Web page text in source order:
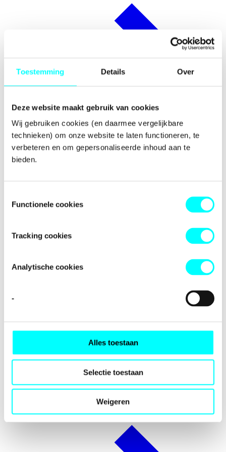
Toestemming Details Over
Deze website maakt gebruik van cookies
Wij gebruiken cookies (en daarmee vergelijkbare
technieken) om onze website te laten functioneren, te
verbeteren en om gepersonaliseerde inhoud aan te
bieden.
Functionele cookies
Tracking cookies
Analytische cookies
-
Alles toestaan
Selectie toestaan
Weigeren